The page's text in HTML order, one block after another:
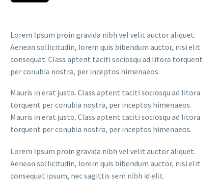
Lorem Ipsum proin gravida nibh vel velit auctor aliquet.
Aenean sollicitudin, lorem quis bibendum auctor, nisi elit
consequat. Class aptent taciti sociosqu ad litora torquent
per conubia nostra, per inceptos himenaeos.
Mauris in erat justo. Class aptent taciti sociosqu ad litora
torquent per conubia nostra, per inceptos himenaeos.
Mauris in erat justo. Class aptent taciti sociosqu ad litora
torquent per conubia nostra, per inceptos himenaeos.
Lorem Ipsum proin gravida nibh vel velit auctor aliquet.
Aenean sollicitudin, lorem quis bibendum auctor, nisi elit
consequat ipsum, nec sagittis sem nibh id elit.